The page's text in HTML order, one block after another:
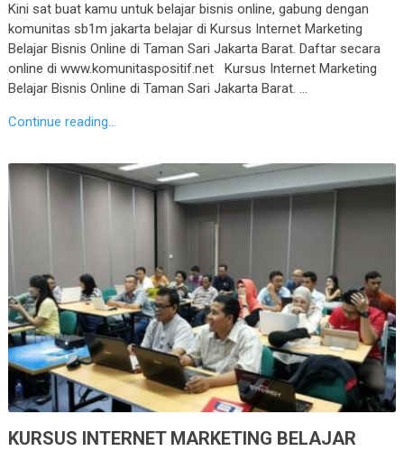
Kini sat buat kamu untuk belajar bisnis online, gabung dengan
komunitas sb1m jakarta belajar di Kursus Internet Marketing
Belajar Bisnis Online di Taman Sari Jakarta Barat. Daftar secara
online di www.komunitaspositif.net Kursus Internet Marketing
Belajar Bisnis Online di Taman Sari Jakarta Barat. …
Continue reading...
KURSUS INTERNET MARKETING BELAJAR